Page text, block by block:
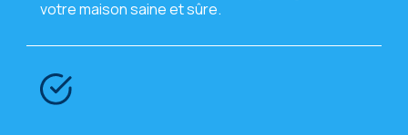
votrе maison sainе еt sûrе.